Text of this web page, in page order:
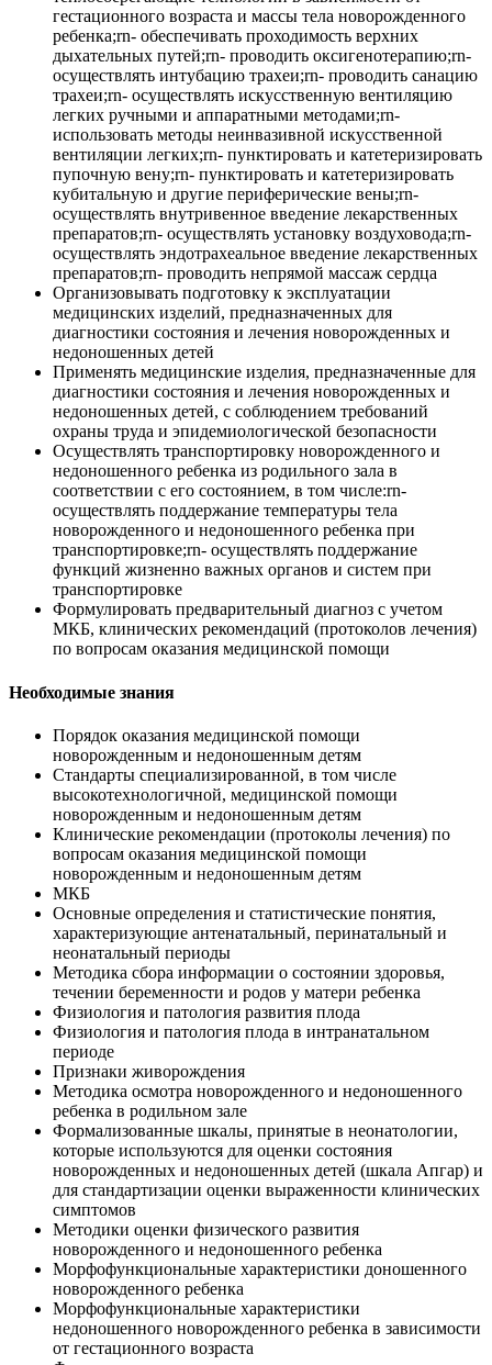
гестационного возраста и массы тела новорожденного
ребенка;rn- обеспечивать проходимость верхних
дыхательных путей;rn- проводить оксигенотерапию;rn-
осуществлять интубацию трахеи;rn- проводить санацию
трахеи;rn- осуществлять искусственную вентиляцию
легких ручными и аппаратными методами;rn-
использовать методы неинвазивной искусственной
вентиляции легких;rn- пунктировать и катетеризировать
пупочную вену;rn- пунктировать и катетеризировать
кубитальную и другие периферические вены;rn-
осуществлять внутривенное введение лекарственных
препаратов;rn- осуществлять установку воздуховода;rn-
осуществлять эндотрахеальное введение лекарственных
препаратов;rn- проводить непрямой массаж сердца
Организовывать подготовку к эксплуатации
медицинских изделий, предназначенных для
диагностики состояния и лечения новорожденных и
недоношенных детей
Применять медицинские изделия, предназначенные для
диагностики состояния и лечения новорожденных и
недоношенных детей, с соблюдением требований
охраны труда и эпидемиологической безопасности
Осуществлять транспортировку новорожденного и
недоношенного ребенка из родильного зала в
соответствии с его состоянием, в том числе:rn-
осуществлять поддержание температуры тела
новорожденного и недоношенного ребенка при
транспортировке;rn- осуществлять поддержание
функций жизненно важных органов и систем при
транспортировке
Формулировать предварительный диагноз с учетом
МКБ, клинических рекомендаций (протоколов лечения)
по вопросам оказания медицинской помощи
Необходимые знания
Порядок оказания медицинской помощи
новорожденным и недоношенным детям
Стандарты специализированной, в том числе
высокотехнологичной, медицинской помощи
новорожденным и недоношенным детям
Клинические рекомендации (протоколы лечения) по
вопросам оказания медицинской помощи
новорожденным и недоношенным детям
МКБ
Основные определения и статистические понятия,
характеризующие антенатальный, перинатальный и
неонатальный периоды
Методика сбора информации о состоянии здоровья,
течении беременности и родов у матери ребенка
Физиология и патология развития плода
Физиология и патология плода в интранатальном
периоде
Признаки живорождения
Методика осмотра новорожденного и недоношенного
ребенка в родильном зале
Формализованные шкалы, принятые в неонатологии,
которые используются для оценки состояния
новорожденных и недоношенных детей (шкала Апгар) и
для стандартизации оценки выраженности клинических
симптомов
Методики оценки физического развития
новорожденного и недоношенного ребенка
Морфофункциональные характеристики доношенного
новорожденного ребенка
Морфофункциональные характеристики
недоношенного новорожденного ребенка в зависимости
от гестационного возраста